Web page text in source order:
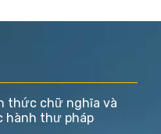
thức chữ nghĩa và
hành thư pháp